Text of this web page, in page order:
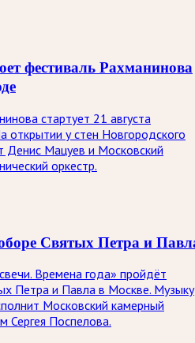
фестиваль Рахманинова
стартует 21 августа
открытии у стен Новгородского
Денис Мацуев и Московский
оркестр.
Святых Петра и
Времена года» пройдёт
Петра и Павла в Москве. Музыку
Московский камерный
Сергея Поспелова.